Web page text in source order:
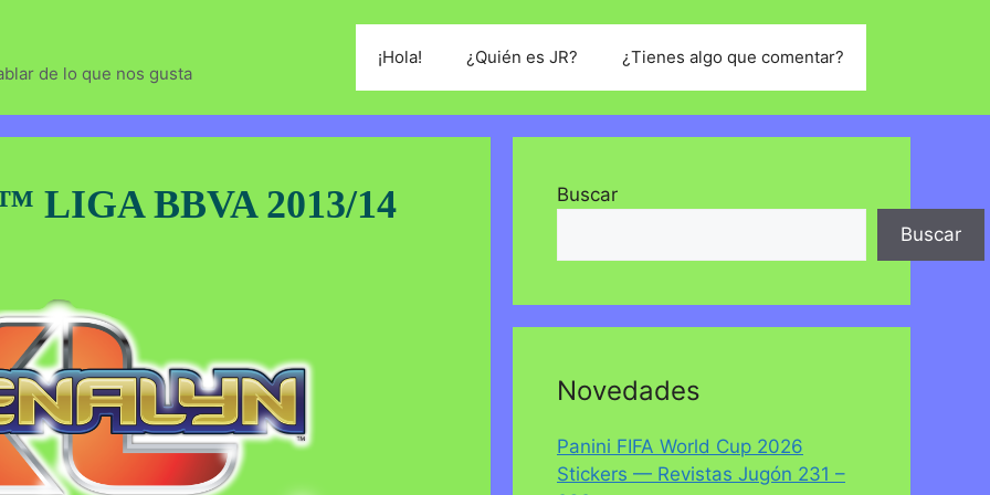
de lo que nos gusta
¡Hola! ¿Quién es JR? ¿Tienes algo que comentar?
LIGA BBVA 2013/14
Buscar
Buscar
Novedades
Panini FIFA World Cup 2026
Stickers — Revistas Jugón 231 –